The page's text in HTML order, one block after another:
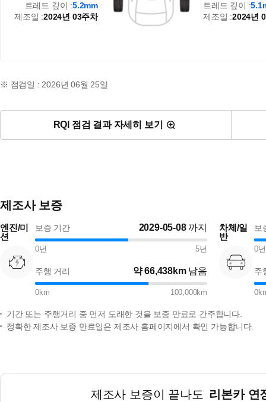
트레드 깊이 :5.2mm
제조일 :2024년 03주차
트레드 깊이 :
제조일 :2024년
※ 점검일 : 2026년 06월 25일
RQI 점검 결과 자세히 보기
제조사 보증
엔진/미
션
보증 기간 2029-05-08 까지
0년 5년
주행 거리 약66,438km 남음
0km 100,000km
차체/일
반
보
0년
주
0
기간 또는 주행거리 중 먼저 도래한 것을 보증 만료로 간주합니다.
정확한 제조사 보증 만료일은 제조사 홈페이지에서 확인 가능합니다.
제조사 보증이 끝나도 리본카 연